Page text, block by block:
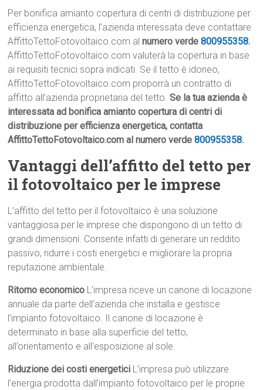
Per bonifica amianto copertura di centri di distribuzione per
efficienza energetica, l’azienda interessata deve contattare
AffittoTettoFotovoltaico.com alnumero verde800955358.
AffittoTettoFotovoltaico.com valuterà la copertura in base
ai requisiti tecnici sopra indicati. Se il tetto è idoneo,
AffittoTettoFotovoltaico.com proporrà un contratto di
affitto all’azienda proprietaria del tetto.Se la tua azienda è
interessata ad bonifica amianto copertura di centri di
distribuzione per efficienza energetica, contatta
AffittoTettoFotovoltaico.com al numero verde800955358.
Vantaggi dell’affitto del tetto per
il fotovoltaico per le imprese
L’affitto del tetto per il fotovoltaico è una soluzione
vantaggiosa per le imprese che dispongono di un tetto di
grandi dimensioni. Consente infatti di generare un reddito
passivo, ridurre i costi energetici e migliorare la propria
reputazione ambientale.
Ritorno economico L’impresa riceve un canone di locazione
annuale da parte dell’azienda che installa e gestisce
l’impianto fotovoltaico. Il canone di locazione è
determinato in base alla superficie del tetto,
all’orientamento e all’esposizione al sole.
Riduzione dei costi energetici L’impresa può utilizzare
l’energia prodotta dall’impianto fotovoltaico per le proprie